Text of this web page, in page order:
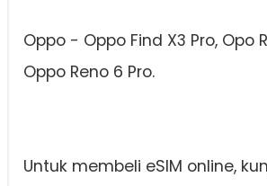
Oppo - Oppo Find X3 Pro, Opo
Oppo Reno 6 Pro.
Untuk membeli eSIM online,